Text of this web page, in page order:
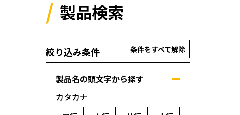
製品検索
絞り込み条件 条件をすべて解除
製品名の頭文字から探す
カタカナ